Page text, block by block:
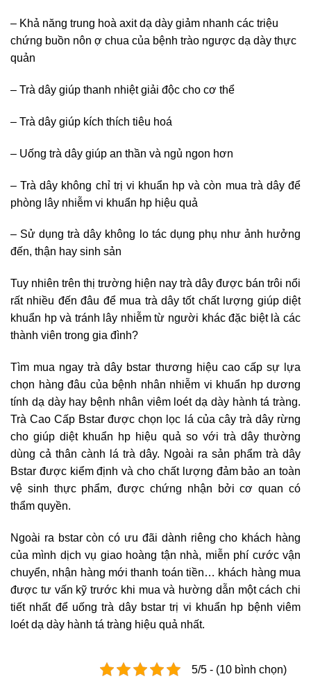
– Khả năng trung hoà axit dạ dày giảm nhanh các triệu
chứng buồn nôn ợ chua của bệnh trào ngược dạ dày thực
quản
– Trà dây giúp thanh nhiệt giải độc cho cơ thể
– Trà dây giúp kích thích tiêu hoá
– Uống trà dây giúp an thần và ngủ ngon hơn
– Trà dây không chỉ trị vi khuẩn hp và còn mua trà dây để
phòng lây nhiễm vi khuẩn hp hiệu quả
– Sử dụng trà dây không lo tác dụng phụ như ảnh hưởng
đến, thận hay sinh sản
Tuy nhiên trên thị trường hiện nay trà dây được bán trôi nổi
rất nhiều đến đâu để mua trà dây tốt chất lượng giúp diệt
khuẩn hp và tránh lây nhiễm từ người khác đặc biệt là các
thành viên trong gia đình?
Tìm mua ngay trà dây bstar thương hiệu cao cấp sự lựa
chọn hàng đâu của bệnh nhân nhiễm vi khuẩn hp dương
tính dạ dày hay bệnh nhân viêm loét dạ dày hành tá tràng.
Trà Cao Cấp Bstar được chọn lọc lá của cây trà dây rừng
cho giúp diệt khuẩn hp hiệu quả so với trà dây thường
dùng cả thân cành lá trà dây. Ngoài ra sản phẩm trà dây
Bstar được kiểm định và cho chất lượng đảm bảo an toàn
vệ sinh thực phẩm, được chứng nhận bởi cơ quan có
thẩm quyền.
Ngoài ra bstar còn có ưu đãi dành riêng cho khách hàng
của mình dịch vụ giao hoàng tận nhà, miễn phí cước vận
chuyển, nhận hàng mới thanh toán tiền… khách hàng mua
được tư vấn kỹ trước khi mua và hường dẫn một cách chi
tiết nhất để uống trà dây bstar trị vi khuẩn hp bệnh viêm
loét dạ dày hành tá tràng hiệu quả nhất.
5/5 - (10 bình chọn)